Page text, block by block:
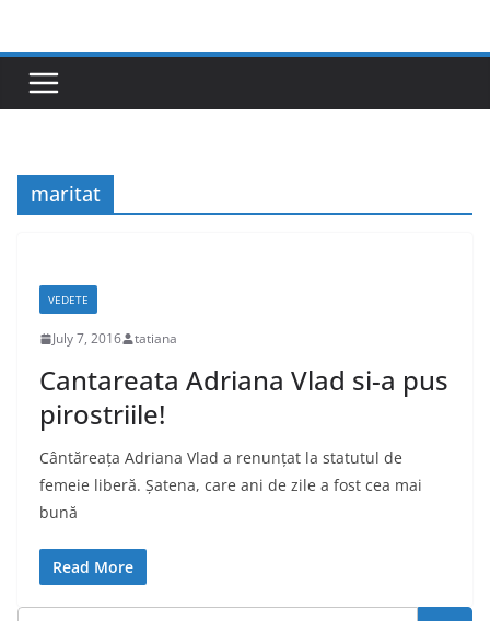
content
maritat
VEDETE
July 7, 2016 tatiana
Cantareata Adriana Vlad si-a pus
pirostriile!
Cântăreața Adriana Vlad a renunțat la statutul de
femeie liberă. Șatena, care ani de zile a fost cea mai
bună
Read More